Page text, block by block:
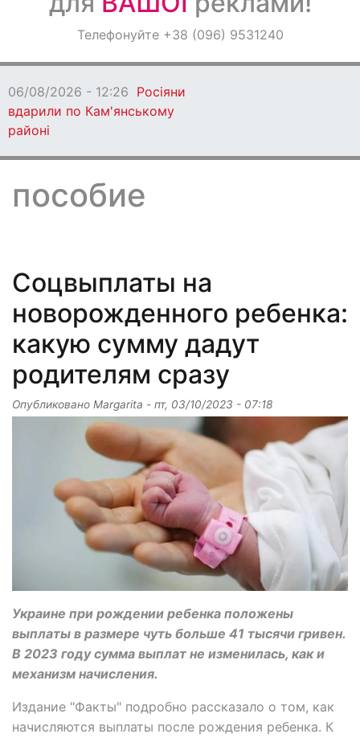
ОголошенняТелефонуйте +38 (096) 9531240
06/08/2026 - 12:03
Дніпропетровщини розпочав роботу
пособие
Соцвыплаты на
новорожденного ребенка:
какую сумму дадут
родителям сразу
Опубликовано Margarita - пт, 03/10/2023 - 07:18
Украине при рождении ребенка положены
выплаты в размере чуть больше 41 тысячи гривен.
В 2023 году сумма выплат не изменилась, как и
механизм начисления.
Издание "Факты" подробно рассказало о том, как
начисляются выплаты после рождения ребенка. К